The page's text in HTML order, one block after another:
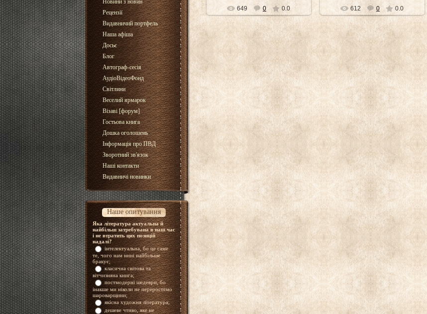
Новини з новин
Рецензії
Видавничий портфель
Наша афіша
Досьє
Блог
Автограф-сесія
АудіоВідеоФонд
Світлини
Веселий ярмарок
Візаві [форум]
Гостьова книга
Дошка оголошень
Інформація про ПВД
Зворотний зв'язок
Наші контакти
Видавничі новинки
Наше опитування
Яка література актуальна й
найбільш затребувана в наш час
і не втратить цих позицій
надалі?
інтелектуальна, бо це саме
те, чого нам нині найбільше
бракує;
класична світова та
вітчизняна книга;
постмодерні шедеври, бо
інакше ми ніколи не переростемо
шароварщини;
якісна художня література;
дешеве чтиво, яке не
649 0 0.0 612 0 0.0